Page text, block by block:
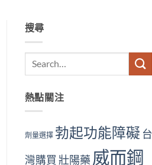
搜尋
熱點關注
劑量選擇 勃起功能障礙 台
灣購買 壯陽藥 威而鋼